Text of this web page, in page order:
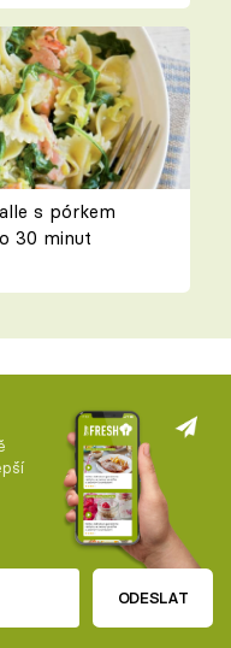
s pórkem
30 minut
ODESLAT